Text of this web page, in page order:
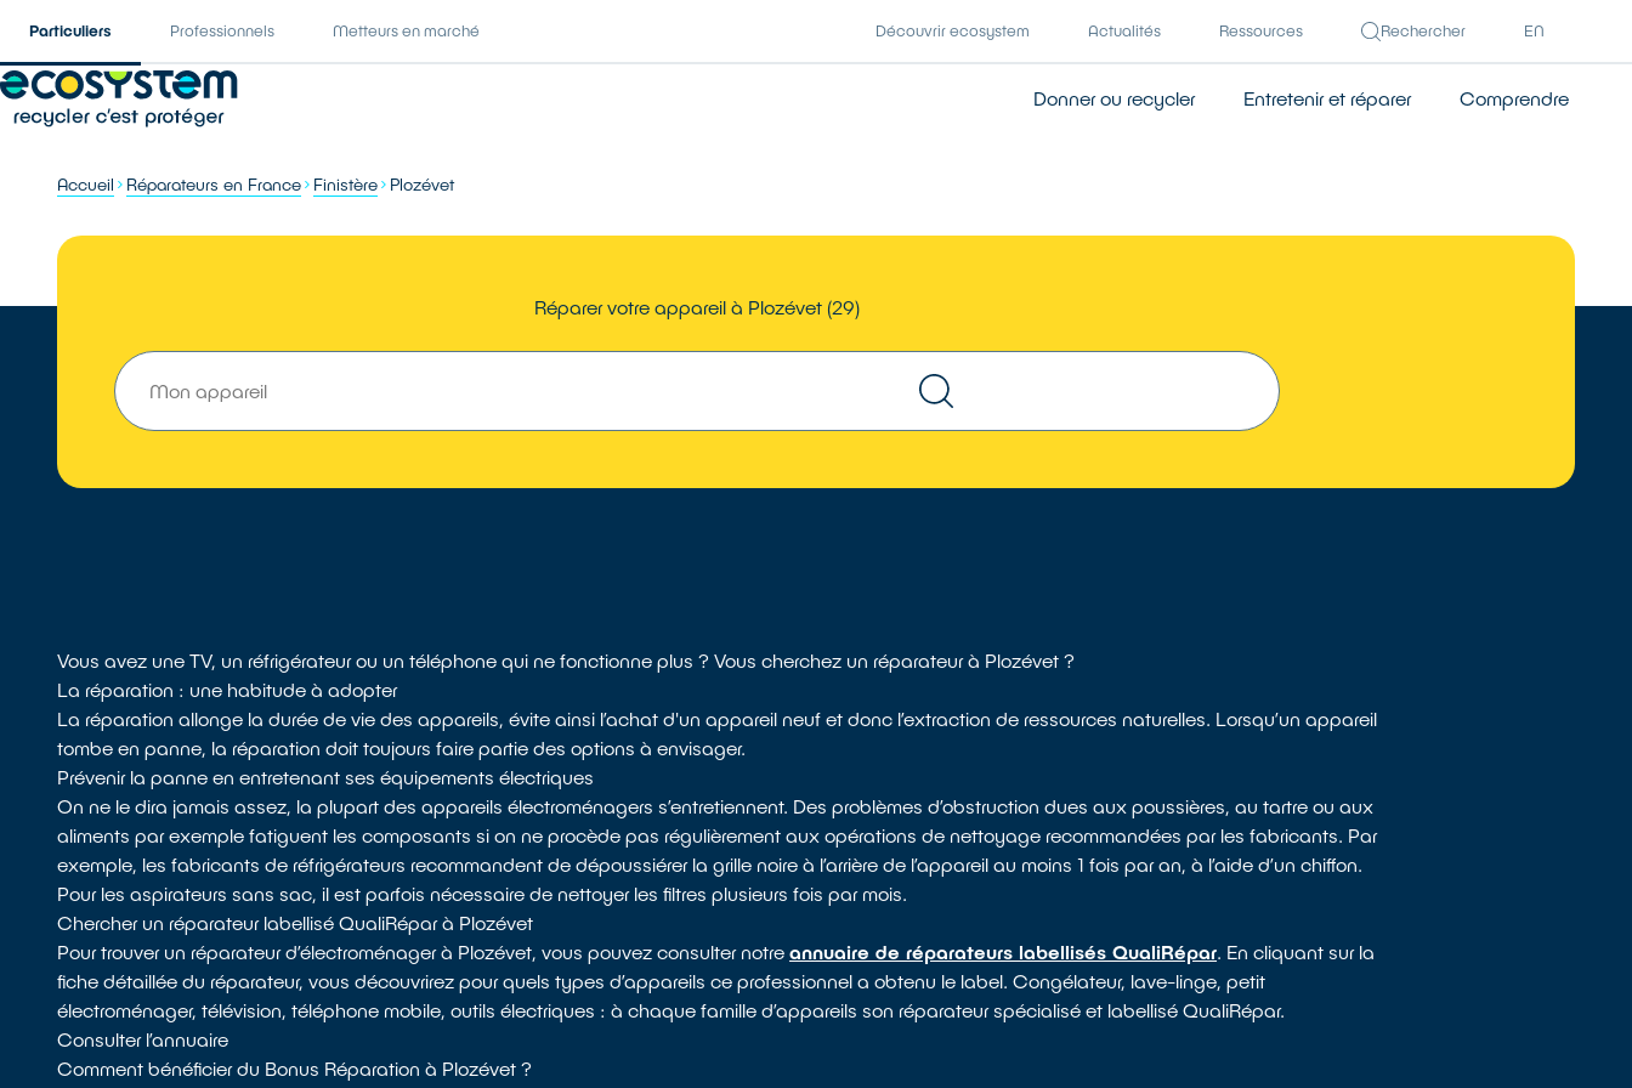
Particuliers Professionnels Metteurs en marché Découvrir ecosystem Actualités Ressources Rechercher EN
Donner ou recycler Entretenir et réparer Comprendre
Accueil Réparateurs en France Finistère Plozévet
Réparer votre appareil à Plozévet (29)
Vous avez une TV, un réfrigérateur ou un téléphone qui ne fonctionne plus ? Vous cherchez un réparateur à Plozévet ?
La réparation : une habitude à adopter
La réparation allonge la durée de vie des appareils, évite ainsi l’achat d'un appareil neuf et donc l’extraction de ressources naturelles. Lorsqu’un appareil
tombe en panne, la réparation doit toujours faire partie des options à envisager.
Prévenir la panne en entretenant ses équipements électriques
On ne le dira jamais assez, la plupart des appareils électroménagers s’entretiennent. Des problèmes d’obstruction dues aux poussières, au tartre ou aux
aliments par exemple fatiguent les composants si on ne procède pas régulièrement aux opérations de nettoyage recommandées par les fabricants. Par
exemple, les fabricants de réfrigérateurs recommandent de dépoussiérer la grille noire à l’arrière de l’appareil au moins 1 fois par an, à l’aide d’un chiffon.
Pour les aspirateurs sans sac, il est parfois nécessaire de nettoyer les filtres plusieurs fois par mois.
Chercher un réparateur labellisé QualiRépar à Plozévet
Pour trouver un réparateur d’électroménager à Plozévet, vous pouvez consulter notreannuaire de réparateurs labellisés QualiRépar. En cliquant sur la
fiche détaillée du réparateur, vous découvrirez pour quels types d’appareils ce professionnel a obtenu le label. Congélateur, lave-linge, petit
électroménager, télévision, téléphone mobile, outils électriques : à chaque famille d’appareils son réparateur spécialisé et labellisé QualiRépar.
Consulter l’annuaire
Comment bénéficier du Bonus Réparation à Plozévet ?